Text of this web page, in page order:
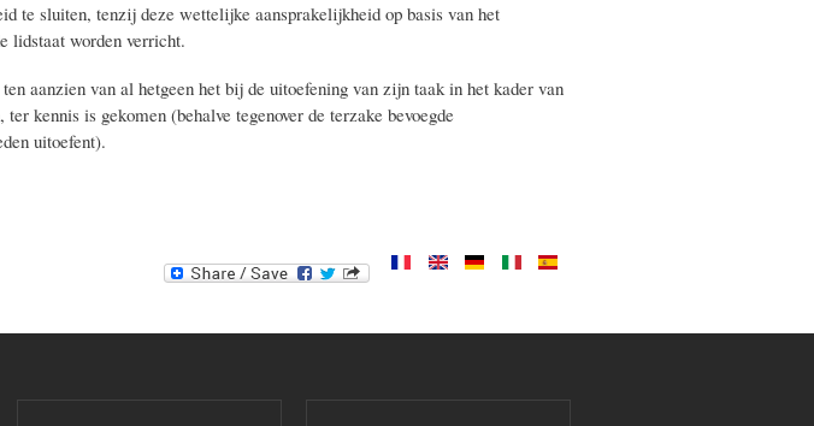
te sluiten, tenzij deze wettelijke aansprakelijkheid op basis van het
lidstaat worden verricht.
aanzien van al hetgeen het bij de uitoefening van zijn taak in het kader van
kennis is gekomen (behalve tegenover de terzake bevoegde
uitoefent).